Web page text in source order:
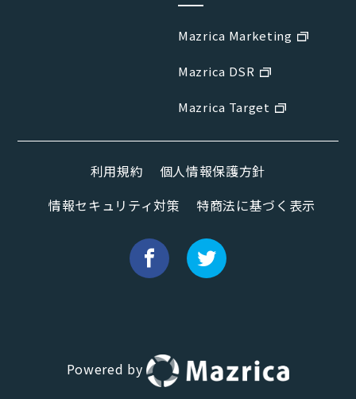
Mazrica Marketing
Mazrica DSR
Mazrica Target
利用規約
個人情報保護方針
情報セキュリティ対策
特商法に基づく表示
Powered by
Hana（お客さま専用AI） 新規会話